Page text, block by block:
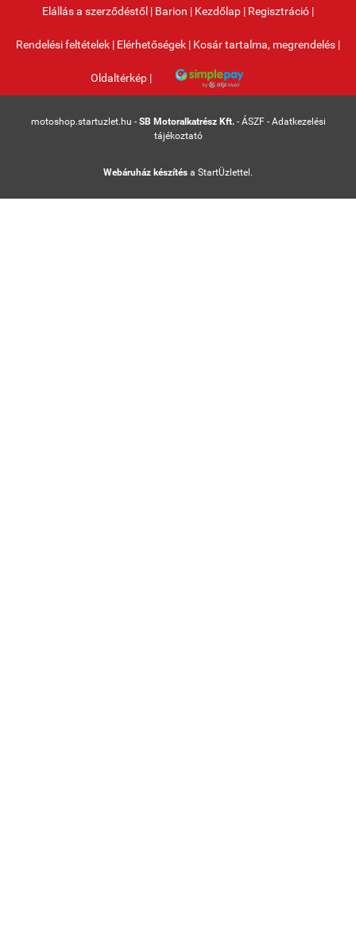
Elállás a szerződéstől | Barion | Kezdőlap | Regisztráció |
Rendelési feltételek | Elérhetőségek | Kosár tartalma, megrendelés |
Oldaltérkép |
motoshop.startuzlet.hu - SB Motoralkatrész Kft.- ÁSZF- Adatkezelési
tájékoztató
Webáruház készítés a StartÜzlettel.